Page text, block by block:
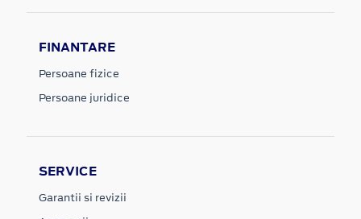
FINANTARE
Persoane fizice
Persoane juridice
SERVICE
Garantii si revizii